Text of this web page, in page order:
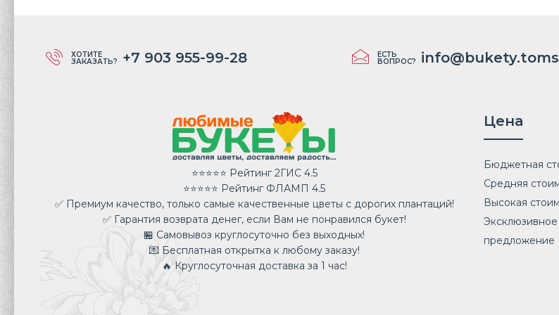
ХОТИТЕ
ЗАКАЗАТЬ? +7 903 955-99-28 ЕСТЬ
ВОПРОС?
⭐⭐⭐⭐⭐ Рейтинг 2ГИС 4.5
⭐⭐⭐⭐⭐ Рейтинг ФЛАМП 4.5
✅ Премиум качество, только самые качественные цветы с дорогих плантаций!
✅ Гарантия возврата денег, если Вам не понравился букет!
🏪 Самовывоз круглосуточно без выходных!
💌 Бесплатная открытка к любому заказу!
🔥 Круглосуточная доставка за 1 час!
Цена
Бюджетная
Средняя
Высокая
Эксклюзивное
предложение